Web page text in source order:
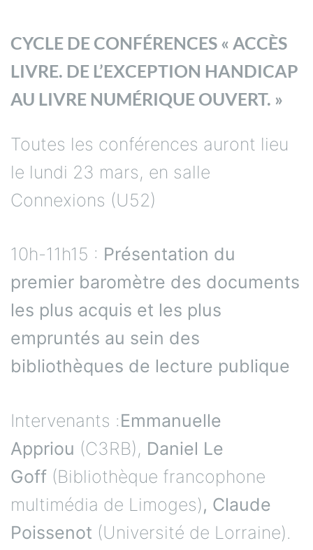
CYCLE DE CONFÉRENCES « ACCÈS
LIVRE. DE L’EXCEPTION HANDICAP
AU LIVRE NUMÉRIQUE OUVERT. »
Toutes les conférences auront lieu
le lundi 23 mars, en salle
Connexions (U52)
10h-11h15 : Présentation du
premier baromètre des documents
les plus acquis et les plus
empruntés au sein des
bibliothèques de lecture publique
Intervenants :Emmanuelle
Appriou (C3RB), Daniel Le
Goff (Bibliothèque francophone
multimédia de Limoges), Claude
Poissenot (Université de Lorraine).